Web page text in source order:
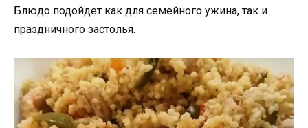
Блюдо подойдет как для семейного ужина, так и
праздничного застолья.